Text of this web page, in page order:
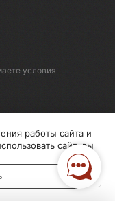
условия
перс.данных
работы сайта и
сайт, вы